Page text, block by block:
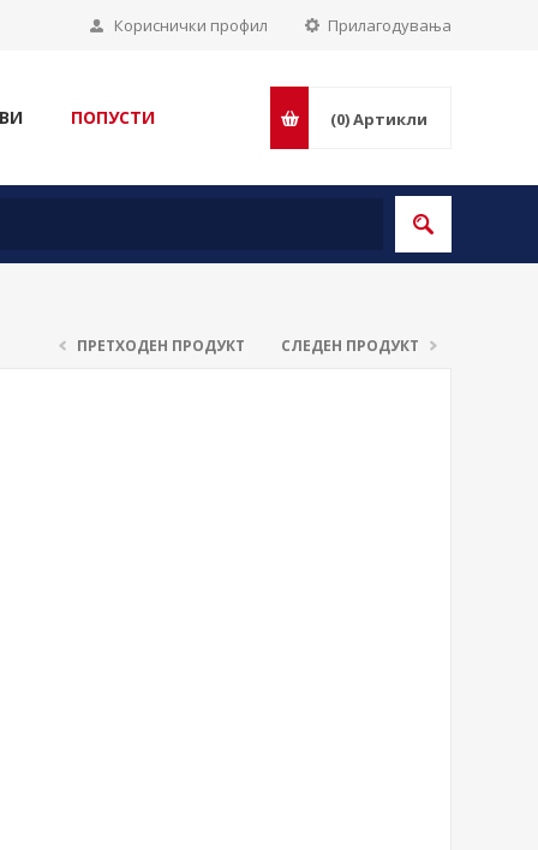
Прилагодувања
Кориснички профил
ПОПУСТИ (0)Артикли
ПРЕТХОДЕН ПРОДУКТ СЛЕДЕН ПРОДУКТ